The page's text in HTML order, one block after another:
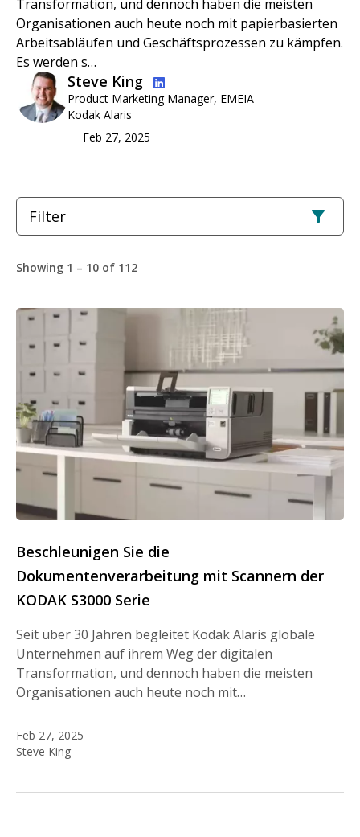
Transformation, und dennoch haben die meisten
Organisationen auch heute noch mit papierbasierten
Arbeitsabläufen und Geschäftsprozessen zu kämpfen.
Es werden s…
Bild
Steve King
Product Marketing Manager, EMEIA
Kodak Alaris
Feb 27, 2025
Filter
Showing 1 – 10 of 112
Beschleunigen Sie die
Dokumentenverarbeitung mit Scannern der
KODAK S3000 Serie
Seit über 30 Jahren begleitet Kodak Alaris globale
Unternehmen auf ihrem Weg der digitalen
Transformation, und dennoch haben die meisten
Organisationen auch heute noch mit…
Feb 27, 2025
Steve King